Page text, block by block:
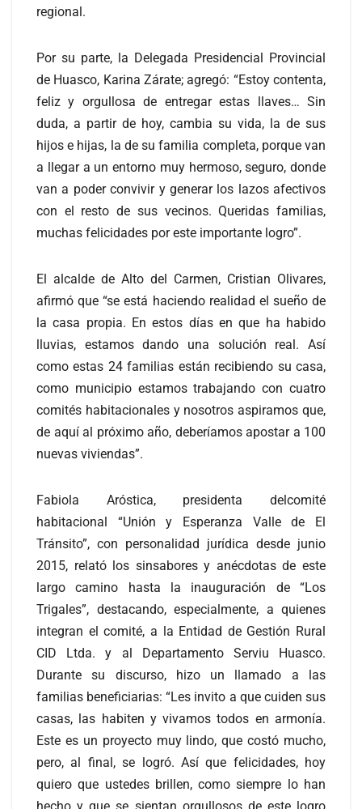
regional.
Por su parte, la Delegada Presidencial Provincial
de Huasco, Karina Zárate; agregó: “Estoy contenta,
feliz y orgullosa de entregar estas llaves… Sin
duda, a partir de hoy, cambia su vida, la de sus
hijos e hijas, la de su familia completa, porque van
a llegar a un entorno muy hermoso, seguro, donde
van a poder convivir y generar los lazos afectivos
con el resto de sus vecinos. Queridas familias,
muchas felicidades por este importante logro”.
El alcalde de Alto del Carmen, Cristian Olivares,
afirmó que “se está haciendo realidad el sueño de
la casa propia. En estos días en que ha habido
lluvias, estamos dando una solución real. Así
como estas 24 familias están recibiendo su casa,
como municipio estamos trabajando con cuatro
comités habitacionales y nosotros aspiramos que,
de aquí al próximo año, deberíamos apostar a 100
nuevas viviendas”.
Fabiola Aróstica, presidenta delcomité
habitacional “Unión y Esperanza Valle de El
Tránsito”, con personalidad jurídica desde junio
2015, relató los sinsabores y anécdotas de este
largo camino hasta la inauguración de “Los
Trigales”, destacando, especialmente, a quienes
integran el comité, a la Entidad de Gestión Rural
CID Ltda. y al Departamento Serviu Huasco.
Durante su discurso, hizo un llamado a las
familias beneficiarias: “Les invito a que cuiden sus
casas, las habiten y vivamos todos en armonía.
Este es un proyecto muy lindo, que costó mucho,
pero, al final, se logró. Así que felicidades, hoy
quiero que ustedes brillen, como siempre lo han
hecho y que se sientan orgullosos de este logro